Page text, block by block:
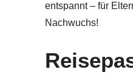
entspannt – für
Nachwuchs!